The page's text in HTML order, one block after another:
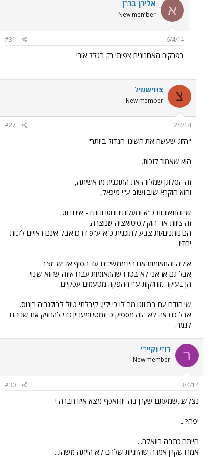
א אלירן בררן
New member
6/4/14
#31
בפרקים האחרונים צפיתי רק בגלל אורי
צ צחישמיל
New member
2/4/14
#27
"הזוג שעשה את השינוי הגדול ביותר"
הוא שאמור לזכות.
זה הסלוגן שמלווה את התוכנית מראשיתה,
והוא הוקרא שוב ושוב ע"י מיכאל,
שי והתאומות כ"א ומעלותיו וחסרונותיו - אינם זוג.
זה ציוות אד-הוק לסיטואציה שנוצרה.
הם נותנים/ות צבע לתוכנית כ"א ע"פ דרכו אבל אינם ראויים לזכות
יחדיו.
איליה והתאומות אם היו ממשיכים עד הסוף אז יש מצב.
אבל גם אז אני לא בטוח שהתאומות עברו איזה שהוא שינוי.
הן בעיקר מוחזקות ע"י ההפקה מטעמים עסקיים.
שי הודח עם בת זוגו מה לו כי ילין, קיבלתי טיול לבולגריה בונוס,
אבל כנראה לא היה מספיק כריזמטי ומעניין כדי להחזיק את שניהם
לגמר.
ר רוזי וקיידי
New member
3/4/14
#30
נצלש...שמעתם שקרן בהריון ואסף מצא איזו חברה י
יפה?...
הייתה כתבה בוואלה...
אמרו שקרן אמרה שהזוגיות שלהם לא הייתה משהו...